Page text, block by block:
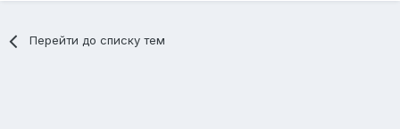
Перейти до списку тем